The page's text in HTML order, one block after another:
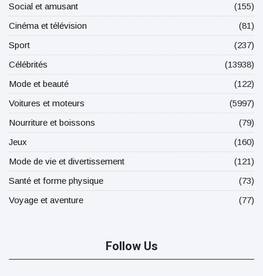
Social et amusant
(155)
Cinéma et télévision
(81)
Sport
(237)
Célébrités
(13938)
Mode et beauté
(122)
Voitures et moteurs
(5997)
Nourriture et boissons
(79)
Jeux
(160)
Mode de vie et divertissement
(121)
Santé et forme physique
(73)
Voyage et aventure
(77)
Follow Us